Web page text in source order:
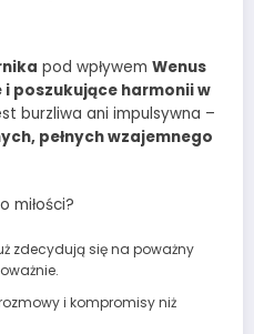
pod wpływem Wenus
poszukujące harmonii w
burzliwa ani impulsywna –
pełnych wzajemnego
miłości?
zdecydują się na poważny
i kompromisy niż